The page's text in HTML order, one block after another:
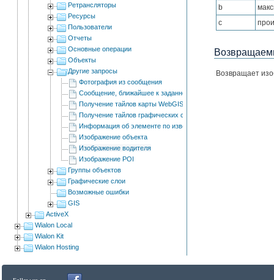
Ретрансляторы
Ресурсы
Пользователи
Отчеты
Основные операции
Объекты
Другие запросы
Фотография из сообщения
Сообщение, ближайшее к заданному времени
Получение тайлов карты WebGIS
Получение тайлов графических слоев
Информация об элементе по известным координатам
Изображение объекта
Изображение водителя
Изображение POI
Группы объектов
Графические слои
Возможные ошибки
GIS
ActiveX
Wialon Local
Wialon Kit
Wialon Hosting
b
c
Возвращает